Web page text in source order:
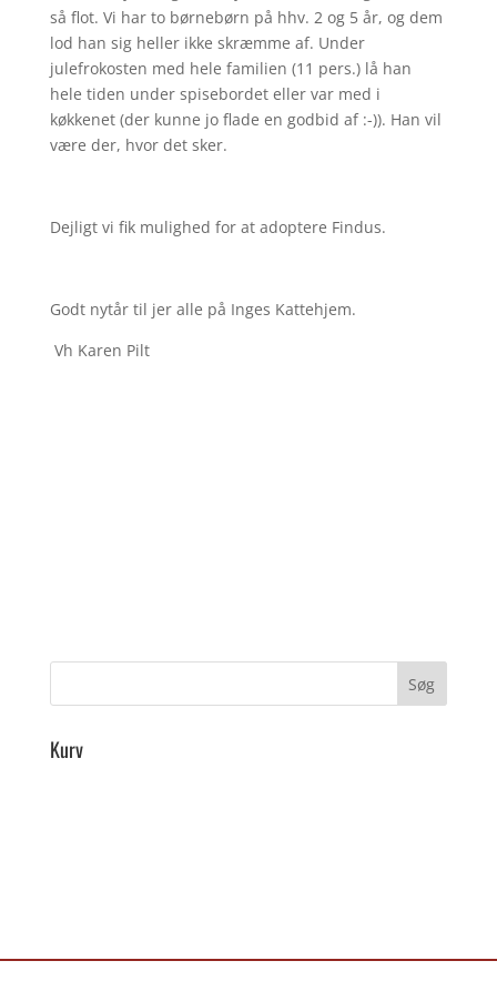
så flot. Vi har to børnebørn på hhv. 2 og 5 år, og dem
lod han sig heller ikke skræmme af. Under
julefrokosten med hele familien (11 pers.) lå han
hele tiden under spisebordet eller var med i
køkkenet (der kunne jo flade en godbid af :-)). Han vil
være der, hvor det sker.
Dejligt vi fik mulighed for at adoptere Findus.
Godt nytår til jer alle på Inges Kattehjem.
Vh Karen Pilt
Kurv